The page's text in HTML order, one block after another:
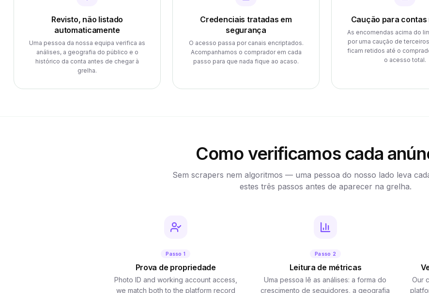
Revisto, não listado
automaticamente
Uma pessoa da nossa equipa verifica as
análises, a geografia do público e o
histórico da conta antes de chegar à
grelha.
Credenciais tratadas em
segurança
O acesso passa por canais encriptados.
Acompanhamos o comprador em cada
passo para que nada fique ao acaso.
Caução para contas
As encomendas acima do
por uma caução de
ficam retidos até o
o acesso total.
Como verificamos cada
Sem scrapers nem algoritmos — uma pessoa do nosso lado leva
estes três passos antes de aparecer na grelha.
Passo 1
Prova de propriedade
Photo ID and working account access,
we match both to the platform record
Passo 2
Leitura de métricas
Uma pessoa lê as análises: a forma do
crescimento de seguidores, a geografia
Our